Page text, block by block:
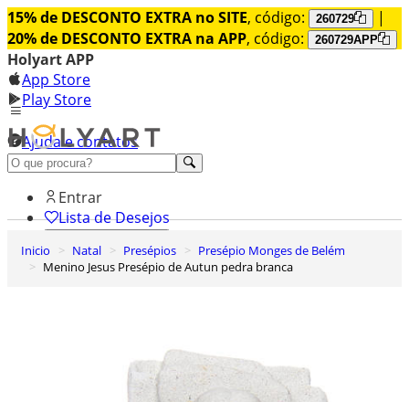
15% de DESCONTO EXTRA no SITE, código: 260729
|
20% de DESCONTO EXTRA na APP, código: 260729APP
Holyart APP
App Store
Play Store
Ajuda e contatos
Conheça premium
Entrar
Lista de Desejos
Carrinho de Compras
Inicio Natal Presépios
Presépio Monges de Belém
Menino Jesus Presépio de Autun pedra branca